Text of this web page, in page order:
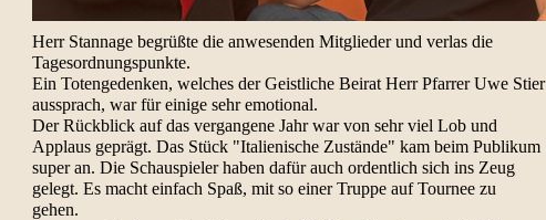
Herr Stannage begrüßte die anwesenden Mitglieder und verlas die
Tagesordnungspunkte.
Ein Totengedenken, welches der Geistliche Beirat Herr Pfarrer Uwe Stier
aussprach, war für einige sehr emotional.
Der Rückblick auf das vergangene Jahr war von sehr viel Lob und
Applaus geprägt. Das Stück "Italienische Zustände" kam beim Publikum
super an. Die Schauspieler haben dafür auch ordentlich sich ins Zeug
gelegt. Es macht einfach Spaß, mit so einer Truppe auf Tournee zu
gehen.